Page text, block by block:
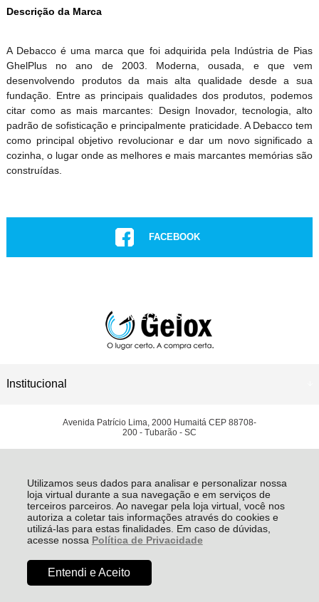
Utilizamos seus dados para analisar e personalizar nossa
loja virtual durante a sua navegação e em serviços de
terceiros parceiros. Ao navegar pela loja virtual, você nos
autoriza a coletar tais informações através do cookies e
utilizá-las para estas finalidades. Em caso de dúvidas,
acesse nossa Política de Privacidade
Entendi e Aceito
Descrição da Marca
A Debacco é uma marca que foi adquirida pela Indústria de Pias
GhelPlus no ano de 2003. Moderna, ousada, e que vem
desenvolvendo produtos da mais alta qualidade desde a sua
fundação. Entre as principais qualidades dos produtos, podemos
citar como as mais marcantes: Design Inovador, tecnologia, alto
padrão de sofisticação e principalmente praticidade. A Debacco tem
como principal objetivo revolucionar e dar um novo significado a
cozinha, o lugar onde as melhores e mais marcantes memórias são
construídas.
FACEBOOK
CONHEÇA NOSSAS LOJAS
Institucional
Avenida Patrício Lima, 2000 Humaitá CEP 88708-
200 - Tubarão - SC
Gastronômicos
-